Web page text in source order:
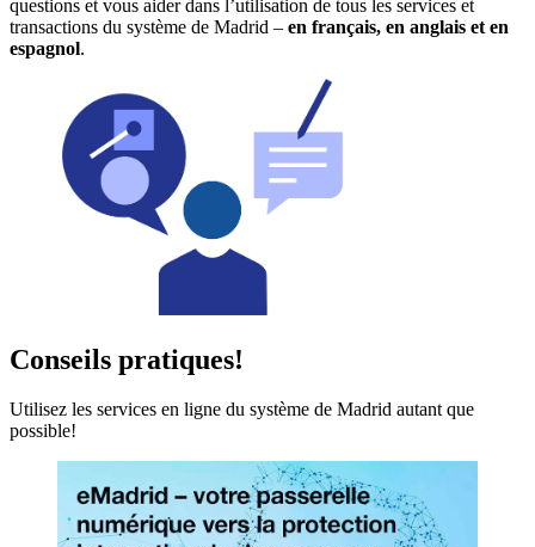
questions et vous aider dans l’utilisation de tous les services et
transactions du système de Madrid – en français, en anglais et en
espagnol.
Conseils pratiques!
Utilisez les services en ligne du système de Madrid autant que
possible!